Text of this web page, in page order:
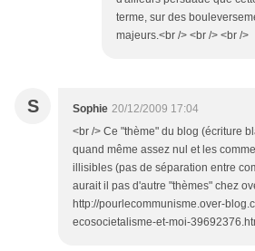
terme, sur des
majeurs.<br /> <br /> <br />
S Sophie 20/12/2009 17:04
<br /> Ce "thème" du blog (écriture
quand même assez nul et les
illisibles (pas de séparation entre
aurait il pas d'autre "thèmes" chez
http://pourlecommunisme.over-
ecosocietalisme-et-moi-